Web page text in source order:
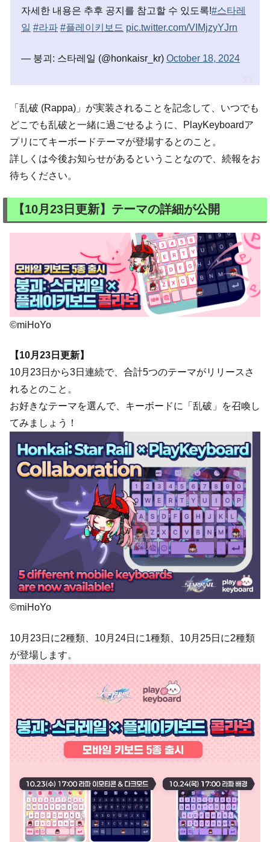
자세한 내용은 추후 공지를 참고할 수 있도록!#스타레
일 #라파 #플레이키보드 pic.twitter.com/VIMjzyYJrn
— 붕괴: 스타레일 (@honkaisr_kr) October 18, 2024
「乱破 (Rappa)」が実装されることを記念して、いつでも
どこでも乱破と一緒に過ごせるように、PlayKeyboardア
プリにてキーボードテーマが登場するとのこと。
詳しくは今後お知らせがあるということなので、続報をお
待ちください。
【10月23日更新】テーマの詳細が公開
©miHoYo
【10月23日更新】
10月23日から3日連続で、合計5つのテーマがリリースさ
れるとのこと。
お好きなテーマを選んで、キーボードに「乱破」を召喚し
てみましょう！
©miHoYo
10月23日に2種類、10月24日に1種類、10月25日に2種類
が登場します。